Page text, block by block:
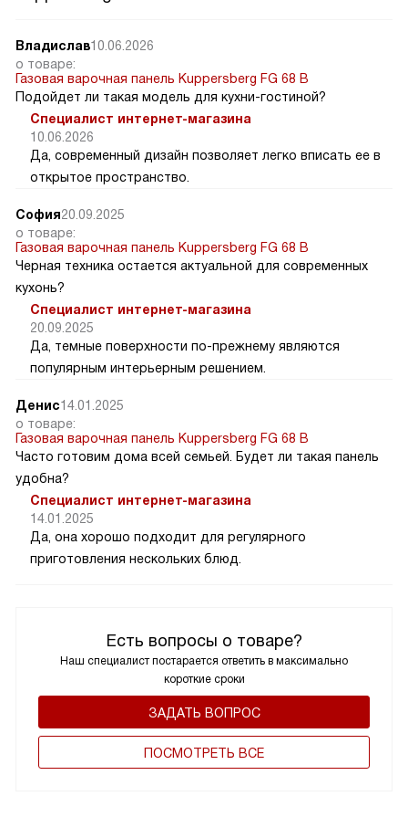
Есть вопросы о товаре?
Наш специалист постарается ответить в максимально
короткие сроки
ЗАДАТЬ ВОПРОС
ПОCМОТРЕТЬ ВСЕ
Владислав10.06.2026
о товаре:
Газовая варочная панель Kuppersberg FG 68 B
Подойдет ли такая модель для кухни-гостиной?
Специалист интернет-магазина
10.06.2026
Да, современный дизайн позволяет легко вписать ее в
открытое пространство.
София20.09.2025
о товаре:
Газовая варочная панель Kuppersberg FG 68 B
Черная техника остается актуальной для современных
кухонь?
Специалист интернет-магазина
20.09.2025
Да, темные поверхности по-прежнему являются
популярным интерьерным решением.
Денис14.01.2025
о товаре:
Газовая варочная панель Kuppersberg FG 68 B
Часто готовим дома всей семьей. Будет ли такая панель
удобна?
Специалист интернет-магазина
14.01.2025
Да, она хорошо подходит для регулярного
приготовления нескольких блюд.